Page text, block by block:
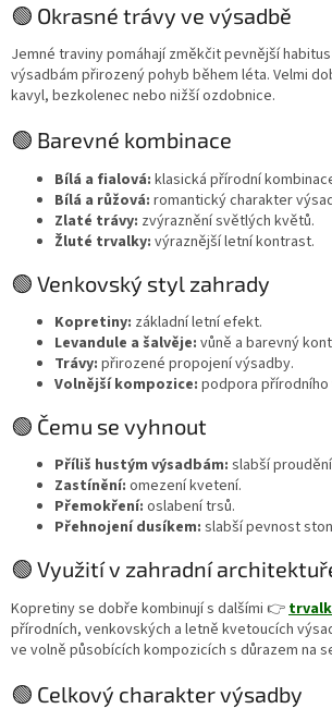
🟢 Okrasné trávy ve výsadbě
Jemné traviny pomáhají změkčit pevnější
výsadbám přirozený pohyb během léta. Velmi
kavyl, bezkolenec nebo nižší ozdobnice.
🟢 Barevné kombinace
Bílá a fialová: klasická přírodní
Bílá a růžová: romantický charakter
Zlaté trávy: zvýraznění světlých květů.
Žluté trvalky: výraznější letní kontrast.
🟢 Venkovský styl zahrady
Kopretiny: základní letní efekt.
Levandule a šalvěje: vůně a barevný
Trávy: přirozené propojení výsadby.
Volnější kompozice: podpora přírodního
🟢 Čemu se vyhnout
Příliš hustým výsadbám: slabší
Zastínění: omezení kvetení.
Přemokření: oslabení trsů.
Přehnojení dusíkem: slabší pevnost
🟢 Využití v zahradní
Kopretiny se dobře kombinují s dalšími 👉
přírodních, venkovských a letně kvetoucích
ve volně působících kompozicích s důrazem na
🟢 Celkový charakter výsadby